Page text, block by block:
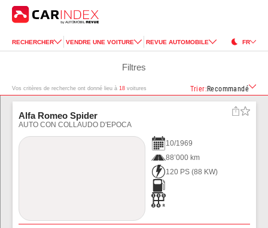
RECHERCHER VENDRE UNE VOITURE REVUE AUTOMOBILE FR
Filtres
Vos critères de recherche ont donné lieu à 18 voitures Trier: Recommandé
Alfa Romeo Spider
AUTO CON COLLAUDO D'EPOCA
10/1969
88’000 km
120 PS (88 KW)